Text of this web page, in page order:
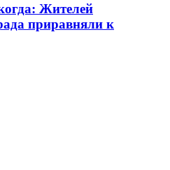
Жителей
приравняли к